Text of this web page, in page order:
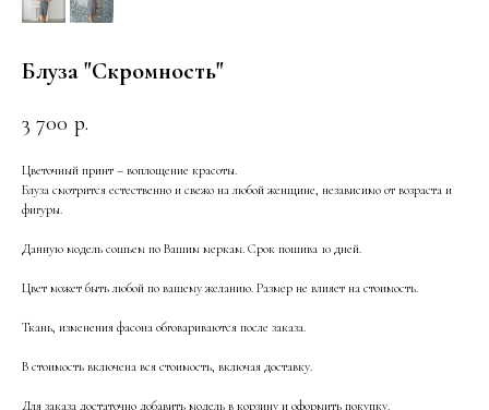
Блуза "Скромность"
3 700 р.
Цветочный принт – воплощение красоты.
Блуза смотрится естественно и свежо на любой женщине, независимо от возраста и
фигуры.
Данную модель сошьем по Вашим меркам. Срок пошива 10 дней.
Цвет может быть любой по вашему желанию. Размер не влияет на стоимость.
Ткань, изменения фасона обговариваются после заказа.
В стоимость включена вся стоимость, включая доставку.
Для заказа достаточно добавить модель в корзину и оформить покупку.